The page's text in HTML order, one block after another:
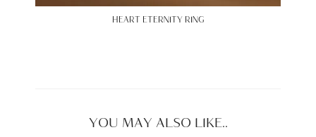
HEART ETERNITY RING
YOU MAY ALSO LIKE..